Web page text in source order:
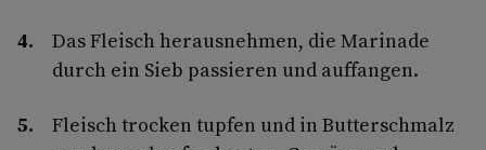
Das Fleisch herausnehmen, die Marinade
durch ein Sieb passieren und auffangen.
Fleisch trocken tupfen und in Butterschmalz